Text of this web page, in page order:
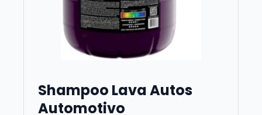
Shampoo Lava Autos
Automotivo